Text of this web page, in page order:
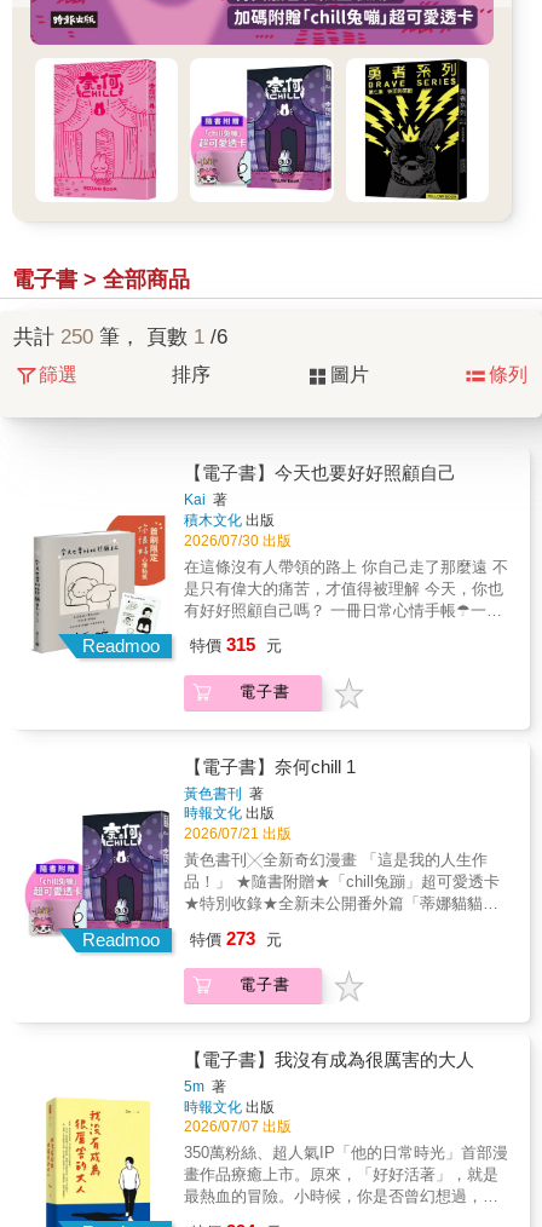
電子書 > 全部商品
共計 250 筆， 頁數 1 /6
篩選 排序 圖片 條列
Readmoo
【電子書】今天也要好好照顧自己
Kai 著
積木文化 出版
2026/07/30 出版
在這條沒有人帶領的路上 你自己走了那麼遠 不
是只有偉大的痛苦，才值得被理解 今天，你也
有好好照顧自己嗎？ 一冊日常心情手帳☂一幕
✦Threads單篇破3萬按讚，無數讀者轉發共鳴
✦ ✦療癒+洋蔥系圖文創作者Kai首部精選集✦
✦收錄全新「兔兔醫生的日常內心檢查」✦ ✦
的圖文溫柔包覆。溫暖、蓬鬆、軟綿的雲朵被
具現化，就是Kai的創作。」──郭源元 「這本
書進入我們的生命，如同它簡單乾淨的風格裡
偶然的明亮色彩，帶著星辰宇宙的柔軟，有一
點哀傷，也有一點幸福。翻閱著，就好像看到
了自己笨拙而努力生活的樣子。每個人都值得
被這本書給深深地擁抱。」──海柔小姐｜涂瀞
尹 & 「今天醒來，已經是極限」 有時，生活不
一定需要勇往直前， 擁抱焦慮的自己，你已經
需要了。 脆弱、困惑、堅定、悔悟， 只想把每
一份心情好好收藏。 「今天就這樣也沒關係」
這本書想送給── 在擁擠喧囂的世界感到疲憊的
你； 不想放棄，但想重拾初衷的你。 讓可愛溫
暖的筆觸成為你自我懷疑時的陪伴， 讓一幕幕
貼心小故事給你療癒的力量。 【溫柔推薦】 奇
亞子（圖文創作者） 海狗房東（繪本工作者）
海柔小姐｜涂瀞尹（作家） 郭源元（圖文創作
者） 【共鳴迴響】 「太可愛了，這幾乎就是我
的一天」 「好療癒，但是對不起，出社會這麼
特價 315 元
電子書
Readmoo
【電子書】奈何chill 1
黃色書刊 著
時報文化 出版
2026/07/21 出版
黃色書刊╳全新奇幻漫畫 「這是我的人生作
品！」 ★隨書附贈★「chill兔蹦」超可愛透卡
★特別收錄★全新未公開番外篇「蒂娜貓貓的
到自己的chill～】 中年大叔一覺醒來，發現自
己來到了異世界， 不但變成一隻兔子，而且還
超．可．愛！ 要想離開異世界，就必須跨過
了過往的人生。 兔蹦也開始好奇， 自己的橋
上，會有什麼怪物在等著他？ 他再也無法忽視
心底的聲音── 我到底想做什麼？ 我到底熱愛
什麼？ 我到底，過了一個怎麼樣的人生？
特價 273 元
電子書
【電子書】我沒有成為很厲害的大人
5m 著
時報文化 出版
2026/07/07 出版
350萬粉絲、超人氣IP「他的日常時光」首部漫
畫作品療癒上市。原來，「好好活著」，就是
最熱血的冒險。小時候，你是否曾幻想過，長